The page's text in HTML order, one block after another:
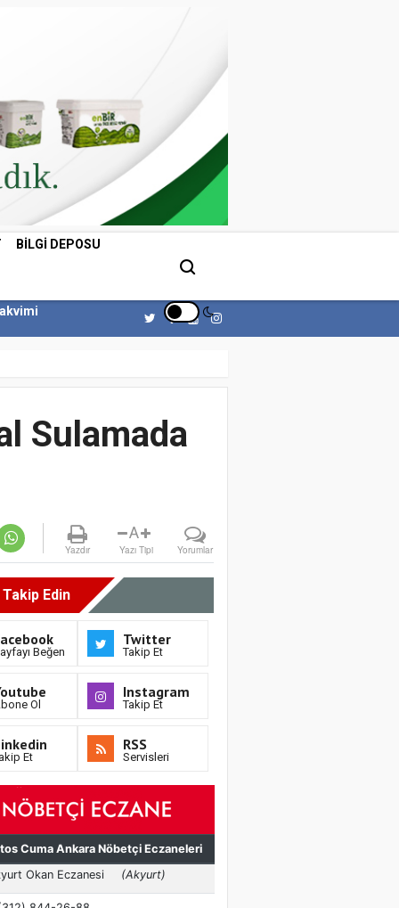
BILGI DEPOSU
Sulamada
Yazdır
A
Yazı Tipi Yorumlar
Edin
Beğen
Twitter
Takip Et
Ol
Instagram
Takip Et
Et
RSS
Servisleri